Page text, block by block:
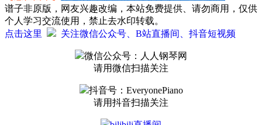
谱子非原版，网友兴趣改编，本站免费提供、请勿商用，仅供
个人学习交流使用，禁止去水印转载。
点击这里
关注微信公众号、B站直播间、抖音短视频
微信公众号：人人钢琴网
请用微信扫描关注
抖音号：EveryonePiano
请用抖音扫描关注